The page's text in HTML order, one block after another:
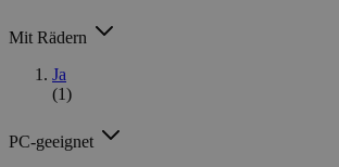
Mit Rädern
Ja
(1)
PC-geeignet